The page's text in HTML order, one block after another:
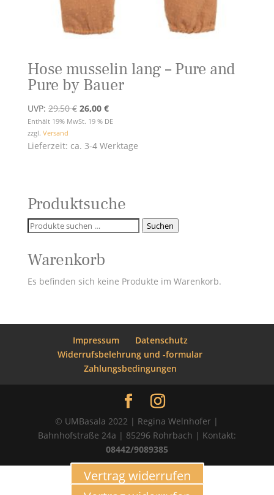
Hose musselin lang – Pure and
Pure by Bauer
UVP: 29,50€ Ursprünglicher
Preis
29,50 €
26,00 €Aktueller
Preis
26,00 €.
Enthält 19% MwSt. 19 % DE
zzgl. Versand
Lieferzeit: ca. 3-4 Werktage
Produktsuche
Suchen
Suchen
Warenkorb
Es befinden sich keine Produkte im Warenkorb.
Impressum
Datenschutz
Widerrufsbelehrung und -formular
Zahlungsbedingungen
© UMBasala 2022 | Regina Welnhofer |
Bahnhofstraße 24a | 85296 Rohrbach | Kontakt:
08442/9089385
Vertrag widerrufen